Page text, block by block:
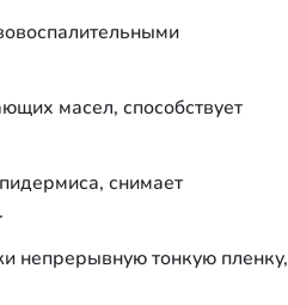
масел, способствует
снимает
непрерывную тонкую пленку,